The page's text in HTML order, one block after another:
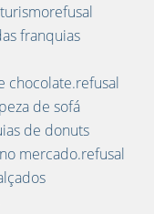
franquias
chocolate.refusal
de sofá
de donuts
mercado.refusal